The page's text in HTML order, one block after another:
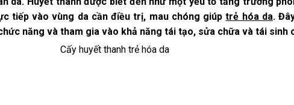
tiếp vào vùng da cần điều trị, mau chóng giúptrẻ hóa da.
năng và tham gia vào khả năng tái tạo, sửa chữa và tái sinh